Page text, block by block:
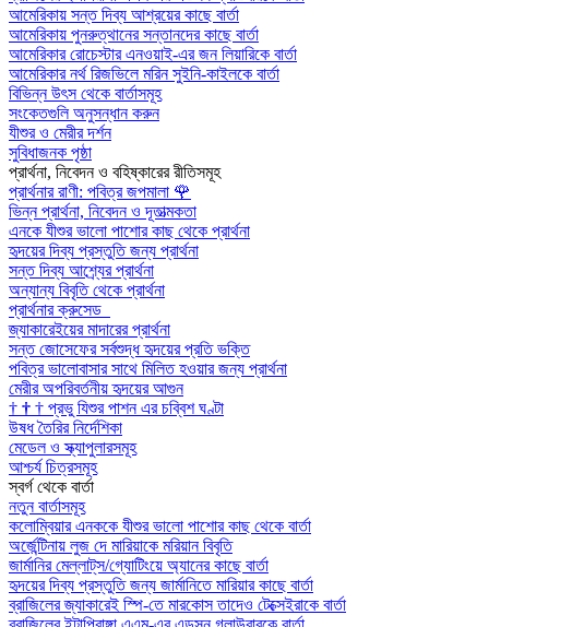
আমেরিকায় সন্ত দিব্য আশ্রয়ের কাছে বার্তা
আমেরিকায় পুনরুত্থানের সন্তানদের কাছে বার্তা
আমেরিকার রোচেস্টার এনওয়াই-এর জন লিয়ারিকে বার্তা
আমেরিকার নর্থ রিজভিলে মরিন সুইনি-কাইলকে বার্তা
বিভিন্ন উৎস থেকে বার্তাসমূহ
সংকেতগুলি অনুসন্ধান করুন
যীশুর ও মেরীর দর্শন
সুবিধাজনক পৃষ্ঠা
প্রার্থনা, নিবেদন ও বহিষ্কারের রীতিসমূহ
প্রার্থনার রাণী: পবিত্র জপমালা 🌹
ভিন্ন প্রার্থনা, নিবেদন ও দূতাত্মকতা
এনকে যীশুর ভালো পাশোর কাছ থেকে প্রার্থনা
হৃদয়ের দিব্য প্রস্তুতি জন্য প্রার্থনা
সন্ত দিব্য আশ্র্যের প্রার্থনা
অন্যান্য বিবৃতি থেকে প্রার্থনা
প্রার্থনার ক্রুসেড
জ্যাকারেইয়ের মাদারের প্রার্থনা
সন্ত জোসেফের সর্বশুদ্ধ হৃদয়ের প্রতি ভক্তি
পবিত্র ভালোবাসার সাথে মিলিত হওয়ার জন্য প্রার্থনা
মেরীর অপরিবর্তনীয় হৃদয়ের আগুন
† † † প্রভু যিশুর পাশন এর চব্বিশ ঘণ্টা
উষধ তৈরির নির্দেশিকা
মেডেল ও স্ক্যাপুলারসমূহ
আশ্চর্য চিত্রসমূহ
স্বর্গ থেকে বার্তা
নতুন বার্তাসমূহ
কলোম্বিয়ার এনককে যীশুর ভালো পাশোর কাছ থেকে বার্তা
অর্জেন্টিনায় লুজ দে মারিয়াকে মরিয়ান বিবৃতি
জার্মানির মেল্লাট্‌স/গ্যোটিংয়ে অ্যানের কাছে বার্তা
হৃদয়ের দিব্য প্রস্তুতি জন্য জার্মানিতে মারিয়ার কাছে বার্তা
ব্রাজিলের জ্যাকারেই স্পি-তে মারকোস তাদেও টেক্সেইরাকে বার্তা